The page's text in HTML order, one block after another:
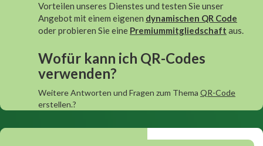
Vorteilen unseres Dienstes und testen Sie unser
Angebot mit einem eigenen dynamischen QR Code
oder probieren Sie eine Premiummitgliedschaft aus.
Wofür kann ich QR-Codes
verwenden?
Weitere Antworten und Fragen zum Thema QR-Code
erstellen.?